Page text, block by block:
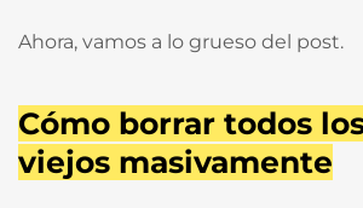
Ahora, vamos a lo grueso del post.
Cómo borrar todos
viejos masivamente